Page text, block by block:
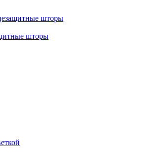
шторы
шторы